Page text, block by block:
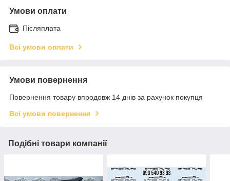
Умови оплати
Післяплата
Всі умови оплати
Умови повернення
Повернення товару впродовж 14 днів за рахунок покупця
Всі умови повернення
Подібні товари компанії